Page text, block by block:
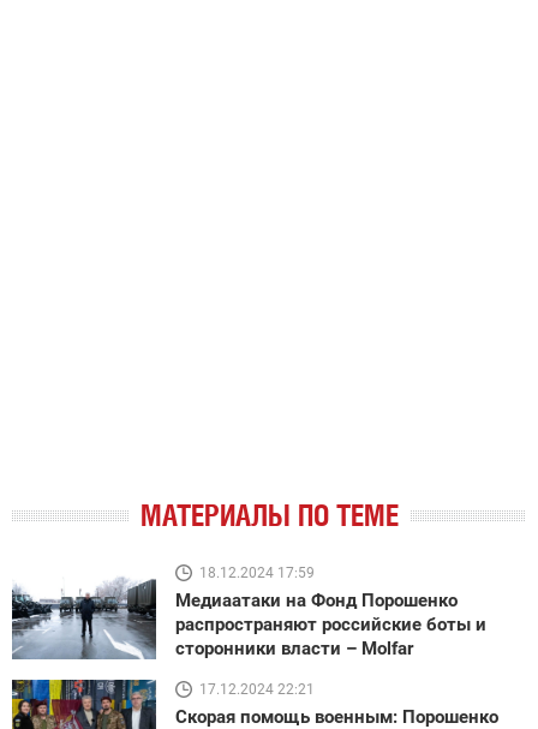
МАТЕРИАЛЫ ПО ТЕМЕ
18.12.2024 17:59
Медиаатаки на Фонд Порошенко
распространяют российские боты и
сторонники власти – Molfar
17.12.2024 22:21
Скорая помощь военным: Порошенко